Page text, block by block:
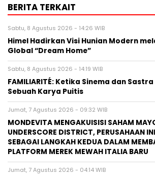
BERITA TERKAIT
Sabtu, 8 Agustus 2026 - 14:26 WIB
Himel Hadirkan Visi Hunian Modern
Global “Dream Home”
Sabtu, 8 Agustus 2026 - 14:19 WIB
FAMILIARITÉ: Ketika Sinema dan
Sebuah Karya Puitis
Jumat, 7 Agustus 2026 - 09:32 WIB
MONDEVITA MENGAKUISISI SAHAM
UNDERSCORE DISTRICT, PERUSAHAAN
SEBAGAI LANGKAH KEDUA DALAM
PLATFORM MEREK MEWAH ITALIA BARU
Jumat, 7 Agustus 2026 - 04:14 WIB